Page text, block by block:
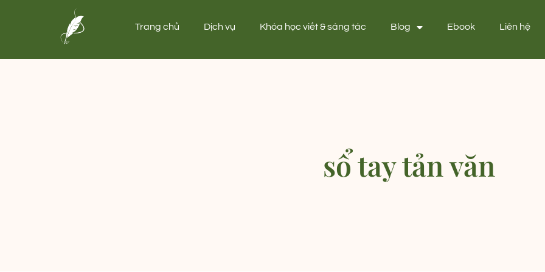
Trang chủ Dịch vụ Khóa học viết & sáng tác Blog Ebook Liên hệ
sổ tay tản văn